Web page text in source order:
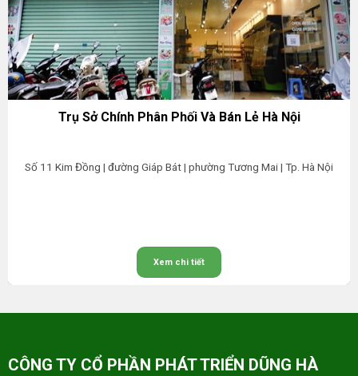
Trụ Sở Chính Phân Phối Và Bán Lẻ Hà Nội
Số 11 Kim Đồng | đường Giáp Bát | phường Tương Mai | Tp. Hà Nội
Xem chi tiết
CÔNG TY CỔ PHẦN PHÁT TRIỂN DŨNG HÀ